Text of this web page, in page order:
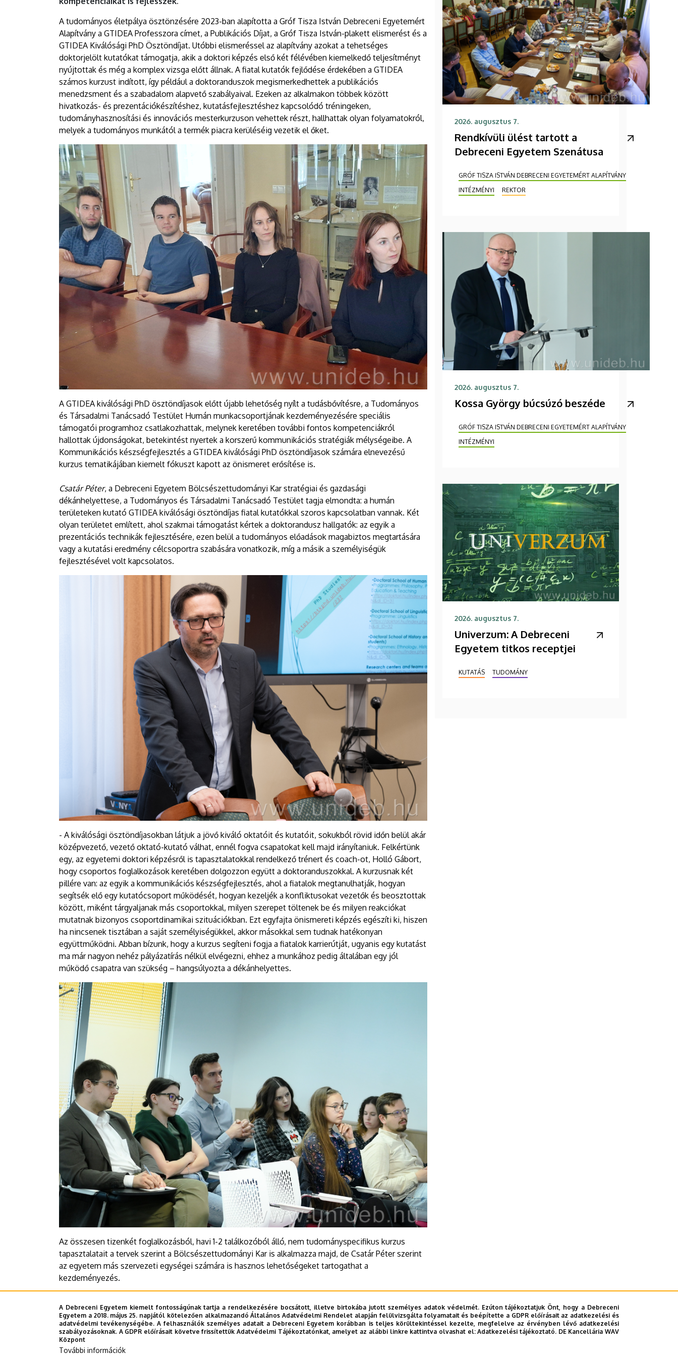
A tudományos életpálya ösztönzésére 2023-ban alapította a Gróf Tisza István Debreceni Egyetemért
Alapítvány a GTIDEA Professzora címet, a Publikációs Díjat, a Gróf Tisza István-plakett elismerést és a
GTIDEA Kiválósági PhD Ösztöndíjat. Utóbbi elismeréssel az alapítvány azokat a tehetséges
doktorjelölt kutatókat támogatja, akik a doktori képzés első két félévében kiemelkedő teljesítményt
nyújtottak és még a komplex vizsga előtt állnak. A fiatal kutatók fejlődése érdekében a GTIDEA
számos kurzust indított, így például a doktoranduszok megismerkedhettek a publikációs
menedzsment és a szabadalom alapvető szabályaival. Ezeken az alkalmakon többek között
hivatkozás- és prezentációkészítéshez, kutatásfejlesztéshez kapcsolódó tréningeken,
tudományhasznosítási és innovációs mesterkurzuson vehettek részt, hallhattak olyan folyamatokról,
melyek a tudományos munkától a termék piacra kerüléséig vezetik el őket.
A GTIDEA kiválósági PhD ösztöndíjasok előtt újabb lehetőség nyílt a tudásbővítésre, a Tudományos
és Társadalmi Tanácsadó Testület Humán munkacsoportjának kezdeményezésére speciális
támogatói programhoz csatlakozhattak, melynek keretében további fontos kompetenciákról
hallottak újdonságokat, betekintést nyertek a korszerű kommunikációs stratégiák mélységeibe. A
Kommunikációs készségfejlesztés a GTIDEA kiválósági PhD ösztöndíjasok számára elnevezésű
kurzus tematikájában kiemelt fókuszt kapott az önismeret erősítése is.
Csatár Péter, a Debreceni Egyetem Bölcsészettudományi Kar stratégiai és gazdasági
dékánhelyettese, a Tudományos és Társadalmi Tanácsadó Testület tagja elmondta: a humán
területeken kutató GTIDEA kiválósági ösztöndíjas fiatal kutatókkal szoros kapcsolatban vannak. Két
olyan területet említett, ahol szakmai támogatást kértek a doktorandusz hallgatók: az egyik a
prezentációs technikák fejlesztésére, ezen belül a tudományos előadások magabiztos megtartására
vagy a kutatási eredmény célcsoportra szabására vonatkozik, míg a másik a személyiségük
fejlesztésével volt kapcsolatos.
- A kiválósági ösztöndíjasokban látjuk a jövő kiváló oktatóit és kutatóit, sokukból rövid időn belül akár
középvezető, vezető oktató-kutató válhat, ennél fogva csapatokat kell majd irányítaniuk. Felkértünk
egy, az egyetemi doktori képzésről is tapasztalatokkal rendelkező trénert és coach-ot, Holló Gábort,
hogy csoportos foglalkozások keretében dolgozzon együtt a doktoranduszokkal. A kurzusnak két
pillére van: az egyik a kommunikációs készségfejlesztés, ahol a fiatalok megtanulhatják, hogyan
segítsék elő egy kutatócsoport működését, hogyan kezeljék a konfliktusokat vezetők és beosztottak
között, miként tárgyaljanak más csoportokkal, milyen szerepet töltenek be és milyen reakciókat
mutatnak bizonyos csoportdinamikai szituációkban. Ezt egyfajta önismereti képzés egészíti ki, hiszen
ha nincsenek tisztában a saját személyiségükkel, akkor másokkal sem tudnak hatékonyan
együttműködni. Abban bízunk, hogy a kurzus segíteni fogja a fiatalok karrierútját, ugyanis egy kutatást
ma már nagyon nehéz pályázatírás nélkül elvégezni, ehhez a munkához pedig általában egy jól
működő csapatra van szükség – hangsúlyozta a dékánhelyettes.
Az összesen tizenkét foglalkozásból, havi 1-2 találkozóból álló, nem tudományspecifikus kurzus
tapasztalatait a tervek szerint a Bölcsészettudományi Kar is alkalmazza majd, de Csatár Péter szerint
az egyetem más szervezeti egységei számára is hasznos lehetőségeket tartogathat a
kezdeményezés.
A fenntartó alapítvány 2026-ban is várja a tehetséges PhD-hallgatókat a GTIDEA Kiválósági Ösztöndíj
Programba, a pályázati felület 2026. április 15-ig érhető elide kattintva.
Sajtóközpont - BZ
2026. augusztus 7.
Rendkívüli ülést tartott a
Debreceni Egyetem Szenátusa
GRÓF TISZA ISTVÁN DEBRECENI EGYETEMÉRT ALAPÍTVÁNY
INTÉZMÉNYI
REKTOR
2026. augusztus 7.
Kossa György búcsúzó beszéde
GRÓF TISZA ISTVÁN DEBRECENI EGYETEMÉRT ALAPÍTVÁNY
INTÉZMÉNYI
2026. augusztus 7.
Univerzum: A Debreceni
Egyetem titkos receptjei
KUTATÁS TUDOMÁNY
A Debreceni Egyetem kiemelt fontosságúnak tartja a rendelkezésére bocsátott, illetve birtokába jutott személyes adatok védelmét. Ezúton tájékoztatjuk Önt, hogy a Debreceni
Egyetem a 2018. május 25. napjától kötelezően alkalmazandó Általános Adatvédelmi Rendelet alapján felülvizsgálta folyamatait és beépítette a GDPR előírásait az adatkezelési és
adatvédelmi tevékenységébe. A felhasználók személyes adatait a Debreceni Egyetem korábban is teljes körültekintéssel kezelte, megfelelve az érvényben lévő adatkezelési
szabályozásoknak. A GDPR előírásait követve frissítettük Adatvédelmi Tájékoztatónkat, amelyet az alábbi linkre kattintva olvashat el:Adatkezelési tájékoztató. DE Kancellária WAV
Központ
További információk